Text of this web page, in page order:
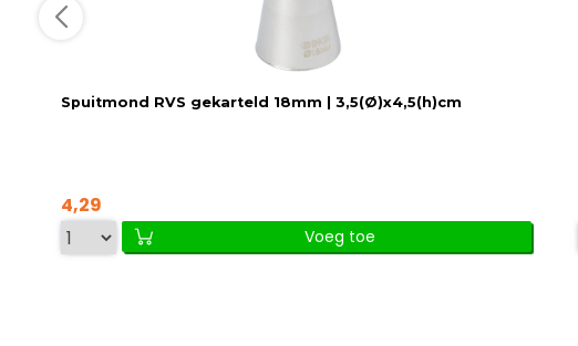
Spuitmond RVS gekarteld 18mm | 3,5(Ø)x4,5(h)cm
4,29
Voeg toe